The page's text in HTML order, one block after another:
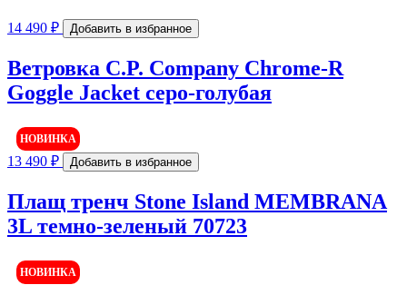
14 490 ₽ Добавить в избранное
Ветровка C.P. Company Chrome-R
Goggle Jacket серо-голубая
НОВИНКА
13 490 ₽ Добавить в избранное
Плащ тренч Stone Island MEMBRANA
3L темно-зеленый 70723
НОВИНКА